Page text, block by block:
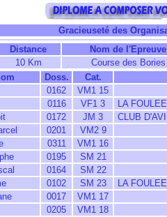
Gracieuseté des
Distance
Nom de l'Epreuve
10 Km
Course des Bories
Doss.
Cat.
0162
VM1 15
0116 VF1 3
LA
0172 JM 3
CLUB
0201
VM2 9
0311
VM1 16
0195
SM 21
0164
SM 22
0102 SM 23
LA
0017
VM1 17
0205
VM1 18